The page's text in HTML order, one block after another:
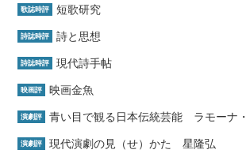
歌誌時評 短歌研究
詩誌時評 詩と思想
詩誌時評 現代詩手帖
映画評 映画金魚
演劇評 青い目で観る日本伝統芸能 ラモーナ
演劇評 現代演劇の見（せ）かた 星隆弘